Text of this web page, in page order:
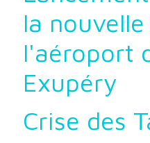
la
l'aéroport
Exupéry
Crise des